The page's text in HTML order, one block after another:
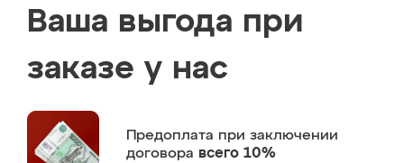
Ваша выгода при
заказе у нас
Предоплата при заключении
договора всего 10%